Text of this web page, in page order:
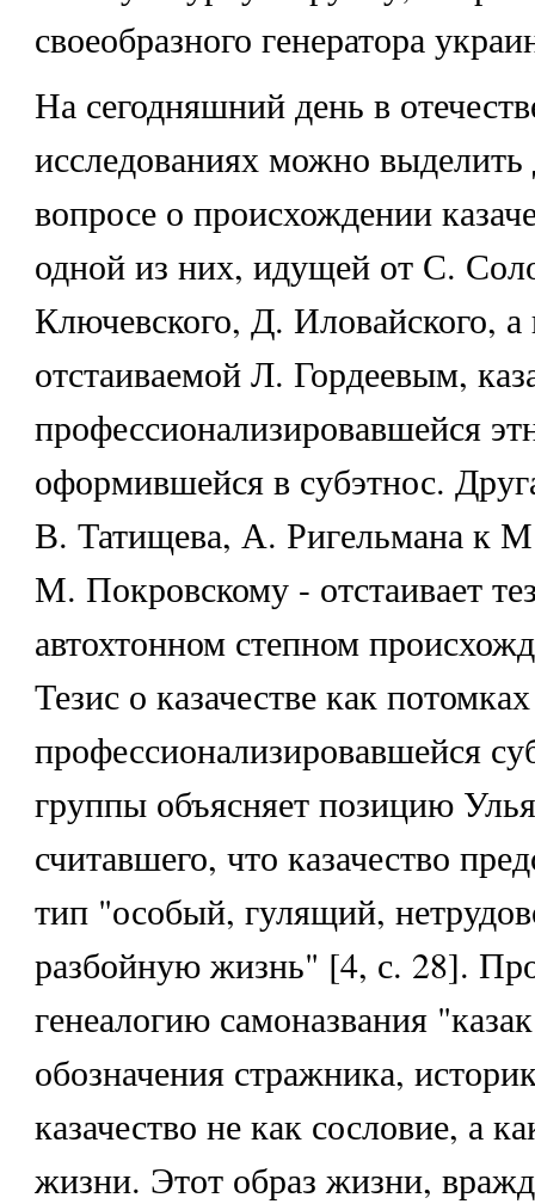
своеобразного генератора
На сегодняшний день в
исследованиях можно выделить
вопросе о происхождении
одной из них, идущей от С.
Ключевского, Д. Иловайского,
отстаиваемой Л. Гордеевым,
профессионализировавшейся
оформившейся в субэтнос.
В. Татищева, А. Ригельмана к
М. Покровскому - отстаивает
автохтонном степном
Тезис о казачестве как
профессионализировавшейся
группы объясняет позицию
считавшего, что казачество
тип "особый, гулящий,
разбойную жизнь" [4, с. 28].
генеалогию самоназвания
обозначения стражника,
казачество не как сословие, а
жизни. Этот образ жизни,